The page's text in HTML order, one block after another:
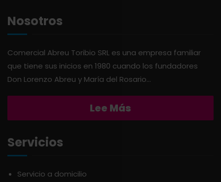
LIMPIEZA DEL HOGAR
MIELES Y MERMELADAS
OTROS
APERITIVO
Nosotros
Comercial Abreu Toribio SRL es una empresa familiar
que tiene sus inicios en 1980 cuando los fundadores
Don Lorenzo Abreu y María del Rosario...
Lee Más
Servicios
Servicio a domicilio